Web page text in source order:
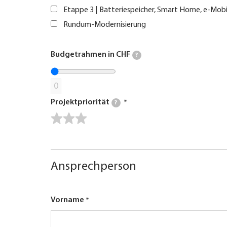
Etappe 3 | Batteriespeicher, Smart Home, e-
Rundum-Modernisierung
Budgetrahmen in CHF ?
0
Projektpriorität ?
Ansprechperson
Vorname